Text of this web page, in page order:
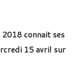
2018 connait ses
15 avril sur